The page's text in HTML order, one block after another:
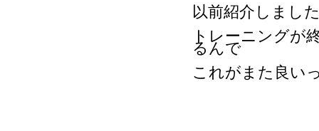
以前紹介しまし
トレーニングが
るんで
これがまた良い